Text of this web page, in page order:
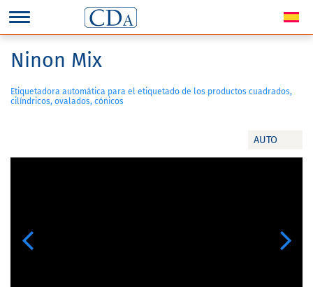
AUTO
Previous Next
Ninon Mix
Etiquetadora automática para el etiquetado de los productos cuadrados,
cilíndricos, ovalados, cónicos